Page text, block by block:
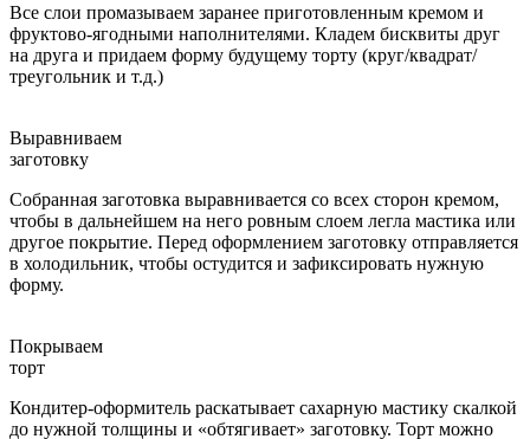
Все слои промазываем заранее приготовленным кремом и
фруктово-ягодными наполнителями. Кладем бисквиты друг
на друга и придаем форму будущему торту (круг/квадрат/
треугольник и т.д.)
Выравниваем
заготовку
Собранная заготовка выравнивается со всех сторон кремом,
чтобы в дальнейшем на него ровным слоем легла мастика или
другое покрытие. Перед оформлением заготовку отправляется
в холодильник, чтобы остудится и зафиксировать нужную
форму.
Покрываем
торт
Кондитер-оформитель раскатывает сахарную мастику скалкой
до нужной толщины и «обтягивает» заготовку. Торт можно